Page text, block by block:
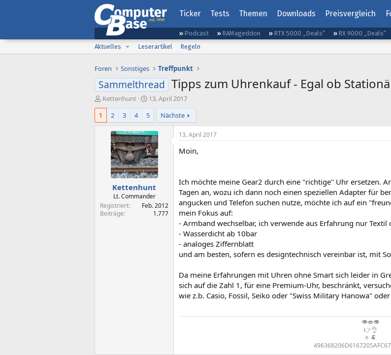
Ticker Tests Themen Downloads Preisvergleich
Podcast RAMageddon RTX 5000 „Deals“ RX 9000 „Deals“
Aktuelles
Leserartikel Regeln
Foren Sonstiges Treffpunkt
Sammelthread Tipps zum Uhrenkauf - Egal ob
E
r
t
Kettenhunt
E
r
s
t
e
l
l
t
a
m
13. April 2017
1
2 3 4 5 Nächste
Kettenhunt
Lt. Commander
Registriert
Feb. 2012
Beiträge
1.777
13. April 2017
Moin,
Ich möchte meine Gear2 durch eine "richtige" Uhr ersetzen.
Tagen an, wozu ich dann noch einen speziellen Adapter für
angucken und Telefon suchen nutze, möchte ich auf ein
mein Fokus auf:
- Armband wechselbar, ich verwende aus Erfahrung nur Textil
- Wasserdicht ab 10bar
- analoges Ziffernblatt
und am besten, sofern es designtechnisch vereinbar ist, mit
Da meine Erfahrungen mit Uhren ohne Smart sich leider in
sich auf die Zahl 1, für eine Premium-Uhr, beschränkt,
wie z.b. Casio, Fossil, Seiko oder "Swiss Military Hanowa"
👁️👄👁️
👉👌
🤌🐏